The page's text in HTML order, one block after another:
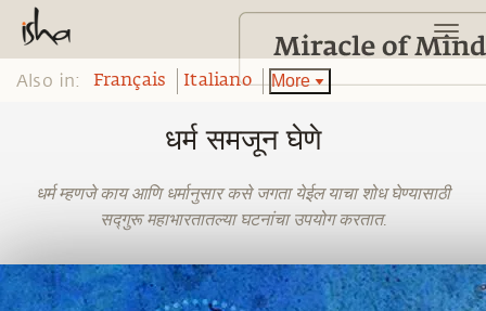
Also in: Français Italiano More
धर्म समजून घेणे
धर्म म्हणजे काय आणि धर्मानुसार कसे जगता येईल याचा शोध घेण्यासाठी
सद्गुरू महाभारतातल्या घटनांचा उपयोग करतात.